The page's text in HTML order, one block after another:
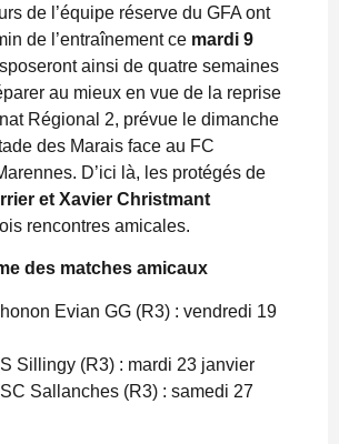
de l’équipe réserve du GFA ont
de l’entraînement ce mardi 9
ainsi de quatre semaines
au mieux en vue de la reprise
Régional 2, prévue le dimanche
des Marais face au FC
D’ici là, les protégés de
et Xavier Christmant
rencontres amicales.
des matches amicaux
Evian GG (R3) : vendredi 19
Sillingy (R3) : mardi 23 janvier
Sallanches (R3) : samedi 27